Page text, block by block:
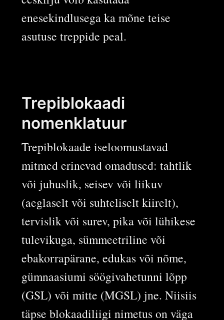
enesekindlusega ka mõne teise
asutuse treppide peal.
Trepiblokaadi
nomenklatuur
Trepiblokaade iseloomustavad
mitmed erinevad omadused: tahtlik
või juhuslik, seisev või liikuv
(aeglaselt või suhteliselt kiirelt),
tervislik või surev, pika või lühikese
tulevikuga, sümmeetriline või
ebakorrapärane, edukas või nõme,
gümnaasiumi söögivahetunni lõpp
(GSL) või mitte (MGSL) jne. Niisiis
täpse blokaadiliigi nimetus on väga